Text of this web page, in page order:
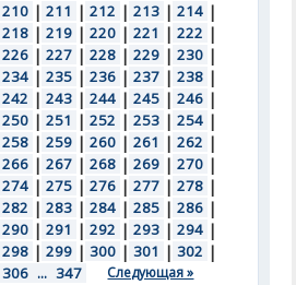
210 | 211 | 212 | 213 | 214 |
218 | 219 | 220 | 221 | 222 |
226 | 227 | 228 | 229 | 230 |
234 | 235 | 236 | 237 | 238 |
242 | 243 | 244 | 245 | 246 |
250 | 251 | 252 | 253 | 254 |
258 | 259 | 260 | 261 | 262 |
266 | 267 | 268 | 269 | 270 |
274 | 275 | 276 | 277 | 278 |
282 | 283 | 284 | 285 | 286 |
290 | 291 | 292 | 293 | 294 |
298 | 299 | 300 | 301 | 302 |
306 ... 347 Следующая »